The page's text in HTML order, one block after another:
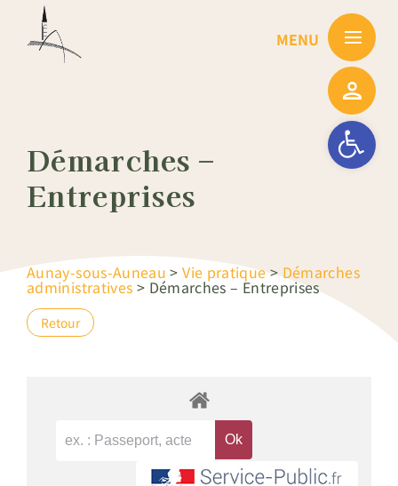
Ouvrir la
Démarches –
Entreprises
Aunay-sous-Auneau >Vie pratique>Démarches
administratives > Démarches – Entreprises
Retour